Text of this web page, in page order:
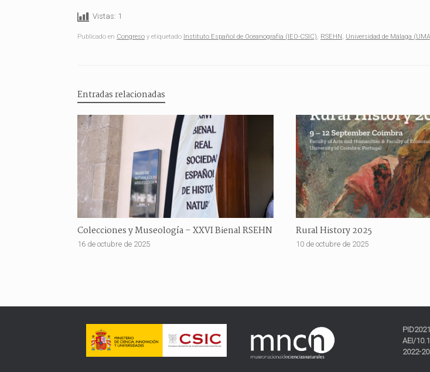
Vistas: 1
Publicado en Congreso y etiquetado Instituto Español de Oceanografía (IEO-CSIC) RSEHN Universidad de Málaga
Entradas relacionadas
Colecciones y Museología – XXVI Bienal RSEHN
16 de octubre de 2025
Rural History 2025
10 de octubre de 2025
AEI/
2022-